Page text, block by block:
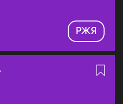
РЖЯ